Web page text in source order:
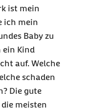
der
ist mein
ich mein
Baby zu
ein Kind
auf. Welche
schaden
Die gute
meisten